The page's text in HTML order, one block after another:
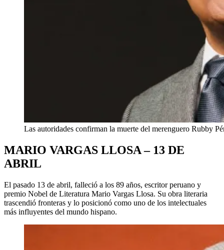
Las autoridades confirman la muerte del merenguero Rubby
MARIO VARGAS LLOSA – 13 DE
ABRIL
El pasado 13 de abril, falleció a los 89 años, escritor peruano y
premio Nobel de Literatura Mario Vargas Llosa. Su obra literaria
trascendió fronteras y lo posicionó como uno de los intelectuales
más influyentes del mundo hispano.